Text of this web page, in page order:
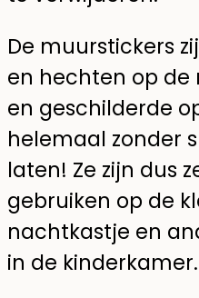
De muurstickers
en hechten op de
en geschilderde
helemaal zonder
laten! Ze zijn dus
gebruiken op de
nachtkastje en
in de kinderkamer.